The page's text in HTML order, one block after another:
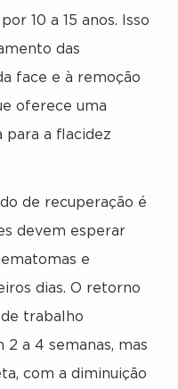
10 a 15 anos. Isso
das
face e à remoção
oferece uma
para a flacidez
de recuperação é
devem esperar
e
dias. O retorno
de trabalho
a 4 semanas, mas
com a diminuição